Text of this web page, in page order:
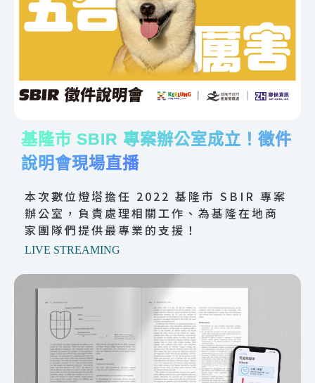
基隆市 SBIR 專案辦公室成立！徵件
說明會現場直播
本次數位燈塔擔任 2022 基隆市 SBIR 專案
辦公室，負責處理相關工作、為基隆在地商
家團隊們提供最專業的支援！
LIVE STREAMING